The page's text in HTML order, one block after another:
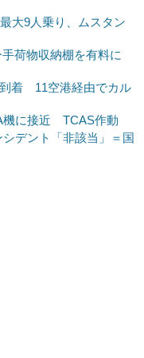
大9人乗り、ムスタン
手荷物収納棚を有料に
着 11空港経由でカル
機に接近 TCAS作動
デント「非該当」＝国